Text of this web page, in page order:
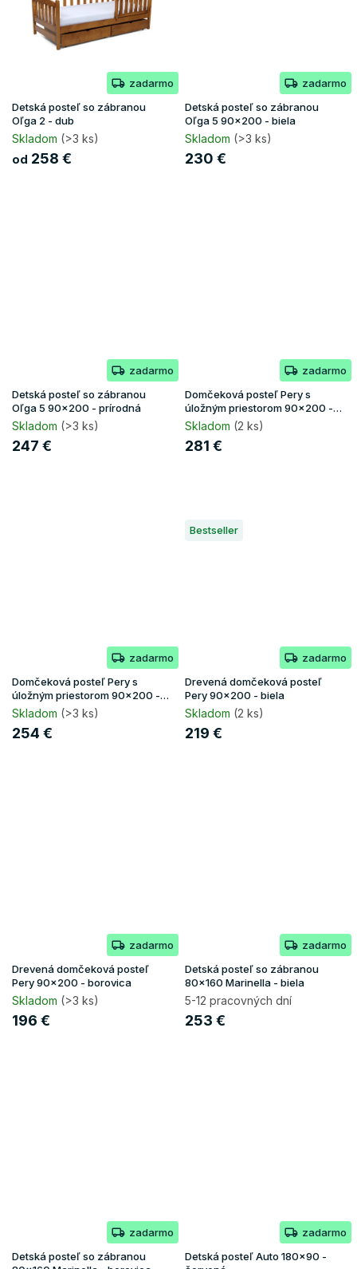
zadarmo
Detská posteľ so zábranou
Oľga 2 - dub
Skladom (>3 ks)
od 258 €
zadarmo
Detská posteľ so zábranou
Oľga 5 90x200 - biela
Skladom (>3 ks)
230 €
zadarmo
Detská posteľ so zábranou
Oľga 5 90x200 - prírodná
Skladom (>3 ks)
247 €
zadarmo
Domčeková posteľ Pery s
úložným priestorom 90x200 -
biela
Skladom (2 ks)
281 €
zadarmo
Domčeková posteľ Pery s
úložným priestorom 90x200 -
borovica
Skladom (>3 ks)
254 €
Bestseller
zadarmo
Drevená domčeková posteľ
Pery 90x200 - biela
Skladom (2 ks)
219 €
zadarmo
Drevená domčeková posteľ
Pery 90x200 - borovica
Skladom (>3 ks)
196 €
zadarmo
Detská posteľ so zábranou
80x160 Marinella - biela
5-12 pracovných dní
253 €
zadarmo
Detská posteľ so zábranou
zadarmo
Detská posteľ Auto 180x90 -